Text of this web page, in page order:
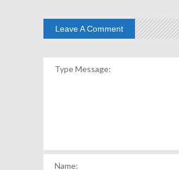
Leave A Comment